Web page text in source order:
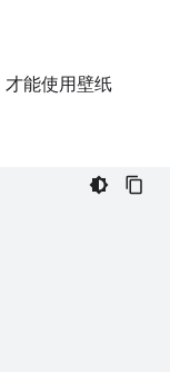
才能使用壁纸